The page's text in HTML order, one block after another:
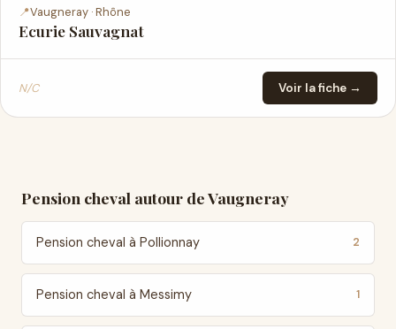
📍Vaugneray · Rhône
Ecurie Sauvagnat
N/C Voir la fiche →
Pension cheval autour de Vaugneray
Pension cheval à Pollionnay 2
Pension cheval à Messimy 1